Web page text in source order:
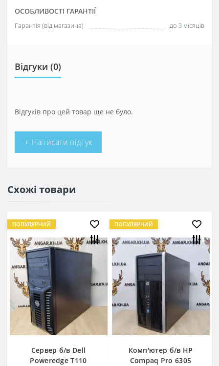
ОСОБЛИВОСТІ ГАРАНТІЇ
Гарантія (від магазина) до 3 місяців
Відгуки (0)
Відгуків про цей товар ще не було.
+ Написати відгук
Схожі товари
ПОПУЛЯРНИЙ
Сервер б/в Dell
Poweredge T110
ПОПУЛЯРНИЙ
Комп'ютер б/в HP
Compaq Pro 6305